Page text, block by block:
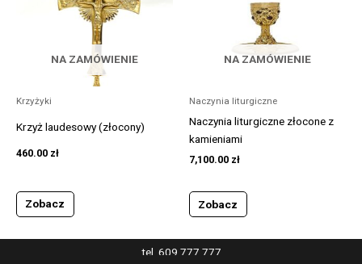
NA ZAMÓWIENIE
Krzyżyki
Krzyż laudesowy (złocony)
460.00 zł
Zobacz
NA ZAMÓWIENIE
Naczynia liturgiczne
Naczynia liturgiczne złocone z
kamieniami
7,100.00 zł
Zobacz
tel. 609 777 777